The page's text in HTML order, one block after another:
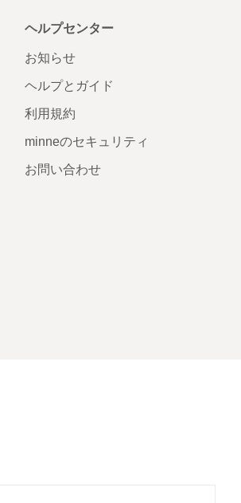
ヘルプセンター
お知らせ
ヘルプとガイド
利用規約
minneのセキュリティ
お問い合わせ